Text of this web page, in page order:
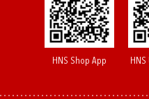
HNS Shop App